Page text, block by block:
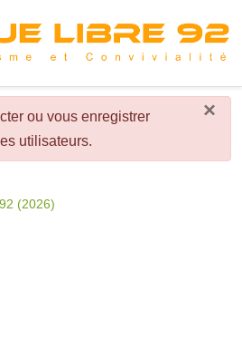
×
ou vous enregistrer
utilisateurs.
(2026)